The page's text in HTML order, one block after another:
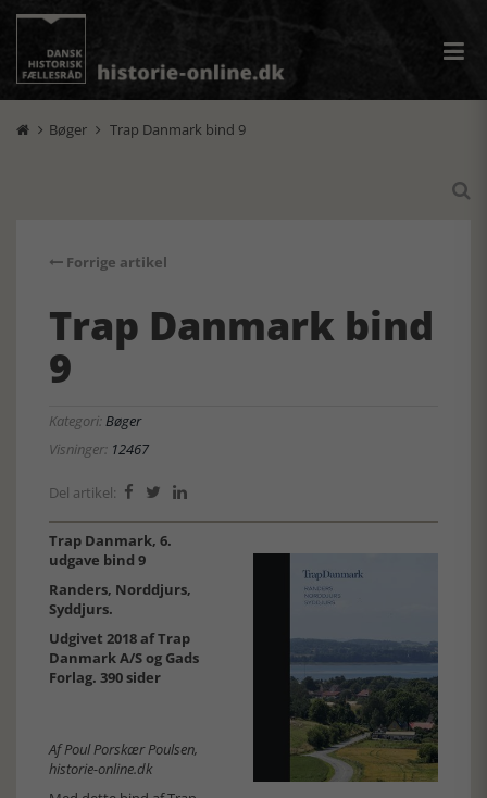
 Bøger  Trap Danmark bind 9

Forrige artikel
Trap Danmark bind
9
Kategori:Bøger
Visninger: 12467
Del artikel:   
Trap Danmark, 6.
udgave bind 9
Randers, Norddjurs,
Syddjurs.
Udgivet 2018 af Trap
Danmark A/S og Gads
Forlag. 390 sider
Af Poul Porskær Poulsen,
historie-online.dk